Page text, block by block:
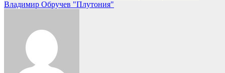
Владимир Обручев "Плутония"